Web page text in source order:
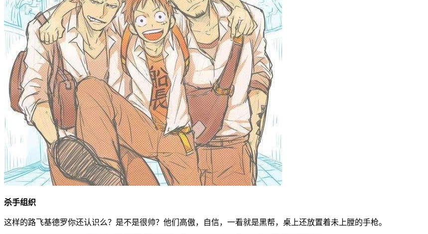
杀手组织
这样的路飞基德罗你还认识么？是不是很帅？他们高傲，自信，一看就是黑帮，桌上还放置着未上膛的手枪。